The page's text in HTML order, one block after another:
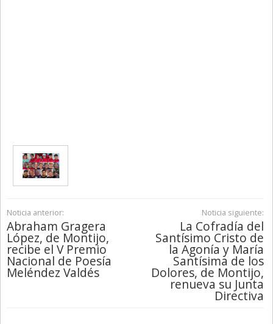
Noticia anterior:
Abraham Gragera
López, de Montijo,
recibe el V Premio
Nacional de Poesía
Meléndez Valdés
Noticia siguiente:
La Cofradía del
Santísimo Cristo de
la Agonía y María
Santísima de los
Dolores, de Montijo,
renueva su Junta
Directiva